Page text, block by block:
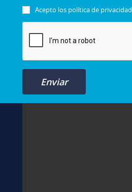
Enviar
Acepto los política de privacidad